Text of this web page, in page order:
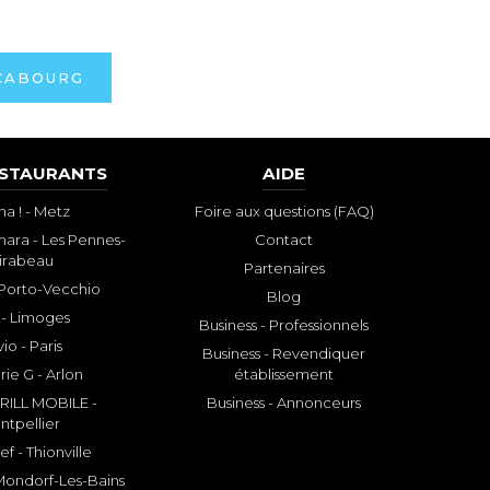
! - Metz
- Les Pennes-
Vecchio
- Limoges
- Paris
G - Arlon
MOBILE -
- Thionville
Les-Bains
AIDE
Foire aux questions (FAQ)
Contact
Partenaires
Blog
Business - Professionnels
Business - Revendiquer
établissement
Business - Annonceurs